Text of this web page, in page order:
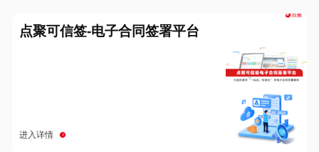
点聚可信签-电子合同签署平台
进入详情